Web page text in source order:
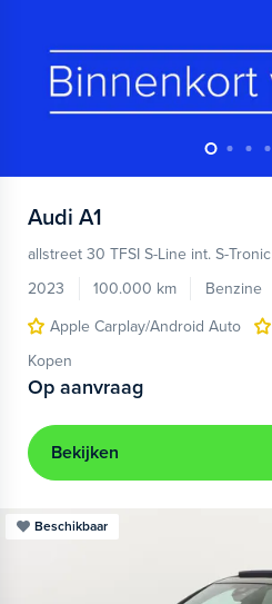
Audi A1
allstreet 30 TFSI S-Line int. S-Tronic
2023
100.000 km Benzine
Apple Carplay/Android Auto
Kopen
Op aanvraag
Bekijken
Beschikbaar